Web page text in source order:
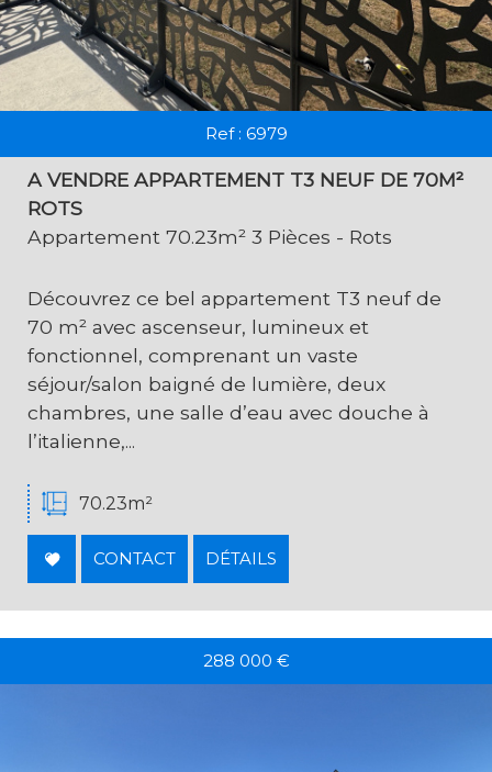
Ref : 6979
A VENDRE APPARTEMENT T3 NEUF DE 70M²
ROTS
Appartement 70.23m² 3 Pièces - Rots
Découvrez ce bel appartement T3 neuf de
70 m² avec ascenseur, lumineux et
fonctionnel, comprenant un vaste
séjour/salon baigné de lumière, deux
chambres, une salle d’eau avec douche à
l’italienne,...
70.23m²
CONTACT DÉTAILS
288 000 €